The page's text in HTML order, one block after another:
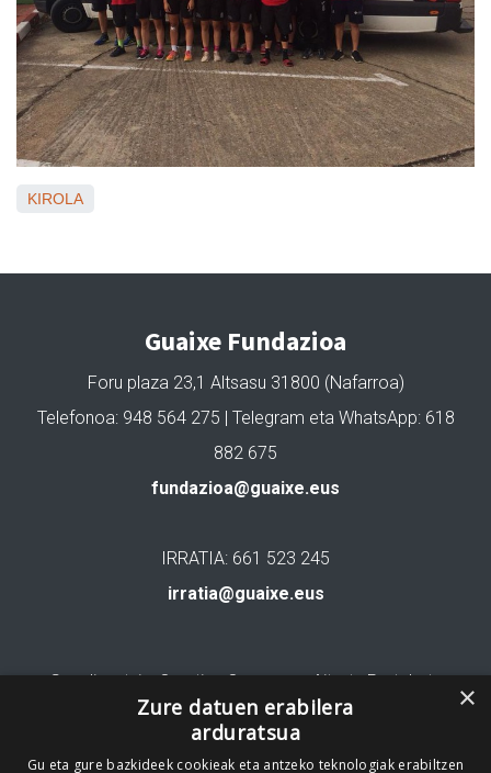
KIROLA
Guaixe Fundazioa
Foru plaza 23,1 Altsasu 31800 (Nafarroa)
Telefonoa: 948 564 275 | Telegram eta WhatsApp: 618
882 675
fundazioa@guaixe.eus
IRRATIA: 661 523 245
irratia@guaixe.eus
Gure lizentzia: Creative Commons Aitortu Partekatu
Codesyntaxek garatua
×
Zure datuen erabilera
arduratsua
Gu eta gure bazkideek cookieak eta antzeko teknologiak erabiltzen